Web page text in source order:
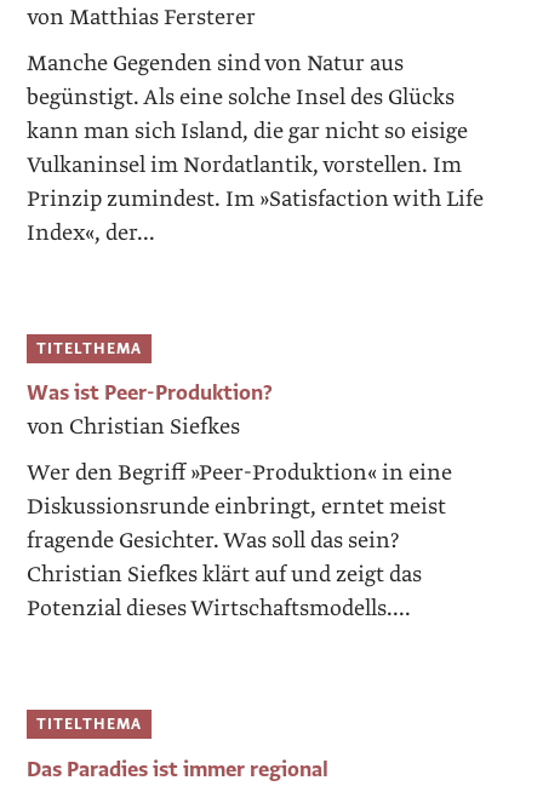
von Matthias Fersterer
Manche Gegenden sind von Natur aus
begünstigt. Als eine solche Insel des Glücks
kann man sich Island, die gar nicht so eisige
Vulkaninsel im Nordatlantik, vorstellen. Im
Prinzip zumindest. Im »Satisfaction with Life
Index«, der...
TITELTHEMA
Was ist Peer-Produktion?
von Christian Siefkes
Wer den Begriff »Peer-Produktion« in eine
Diskussionsrunde einbringt, erntet meist
fragende Gesichter. Was soll das sein?
Christian Siefkes klärt auf und zeigt das
Potenzial dieses Wirtschaftsmodells....
TITELTHEMA
Das Paradies ist immer regional